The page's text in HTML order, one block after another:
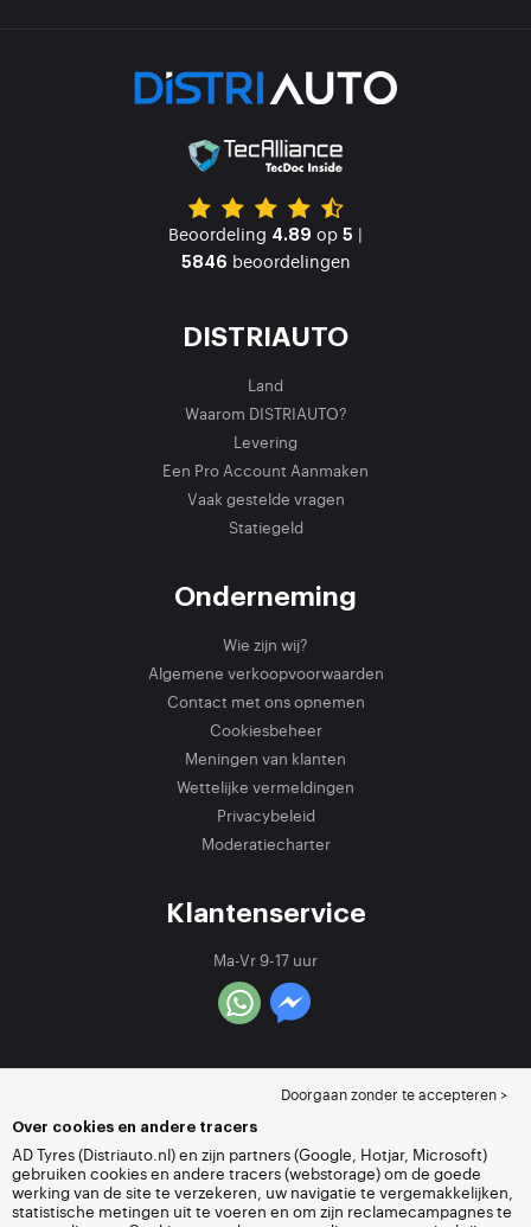
Beoordeling 4.89 op 5 |
5846 beoordelingen
DISTRIAUTO
Land
Waarom DISTRIAUTO?
Levering
Een Pro Account Aanmaken
Vaak gestelde vragen
Statiegeld
Onderneming
Wie zijn wij?
Algemene verkoopvoorwaarden
Contact met ons opnemen
Cookiesbeheer
Meningen van klanten
Wettelijke vermeldingen
Privacybeleid
Moderatiecharter
Klantenservice
Ma-Vr 9-17 uur
Doorgaan zonder te accepteren >
Over cookies en andere tracers
AD Tyres (Distriauto.nl) en zijn partners (Google, Hotjar, Microsoft)
gebruiken cookies en andere tracers (webstorage) om de goede
werking van de site te verzekeren, uw navigatie te vergemakkelijken,
statistische metingen uit te voeren en om zijn reclamecampagnes te